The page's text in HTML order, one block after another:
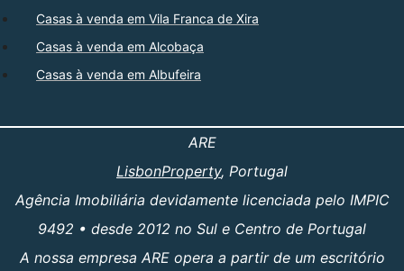
Casas à venda em Vila Franca de Xira
Casas à venda em Alcobaça
Casas à venda em Albufeira
ARE
LisbonProperty, Portugal
Agência Imobiliária devidamente licenciada pelo IMPIC
9492 • desde 2012 no Sul e Centro de Portugal
A nossa empresa ARE opera a partir de um escritório